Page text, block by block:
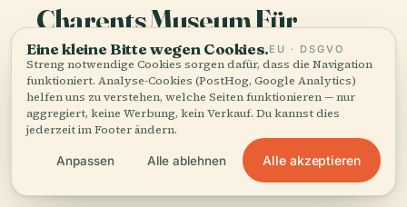
Charents Museum Für
Literatur Und Kunst, ganz
und gar,
gut erzählt.
Audioguides für 1.100+ Städte in 96 Ländern.
Geschichte, Geschichten und lokales Wissen —
Eine kleine Bitte wegen Cookies.EU · DSGVO
Streng notwendige Cookies sorgen dafür, dass die Navigation
funktioniert. Analyse-Cookies (PostHog, Google Analytics)
helfen uns zu verstehen, welche Seiten funktionieren — nur
aggregiert, keine Werbung, kein Verkauf. Du kannst dies
jederzeit im Footer ändern.
Anpassen Alle ablehnen Alle akzeptieren